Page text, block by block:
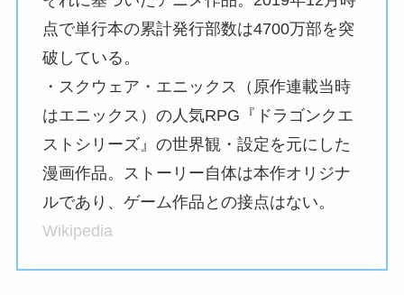
点で単行本の累計発行部数は4700万部を突
破している。
・スクウェア・エニックス（原作連載当時
はエニックス）の人気RPG『ドラゴンクエ
ストシリーズ』の世界観・設定を元にした
漫画作品。ストーリー自体は本作オリジナ
ルであり、ゲーム作品との接点はない。
Wikipedia